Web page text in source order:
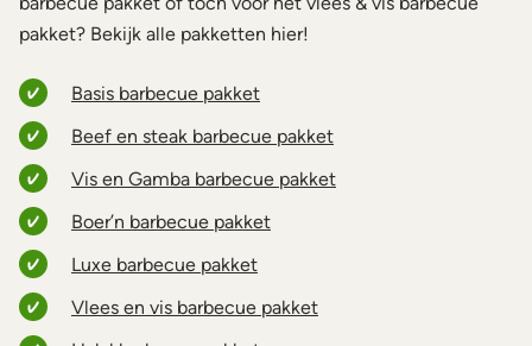
pakket? Bekijk alle pakketten hier!
Basis barbecue pakket
Beef en steak barbecue pakket
Vis en Gamba barbecue pakket
Boer’n barbecue pakket
Luxe barbecue pakket
Vlees en vis barbecue pakket